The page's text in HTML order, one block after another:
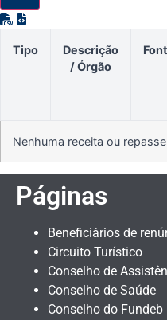
Tipo
Descrição
/ Órgão
Nenhuma receita ou
Páginas
Beneficiários de
Circuito Turístico
Conselho de
Conselho de Saúde
Conselho do Fundeb